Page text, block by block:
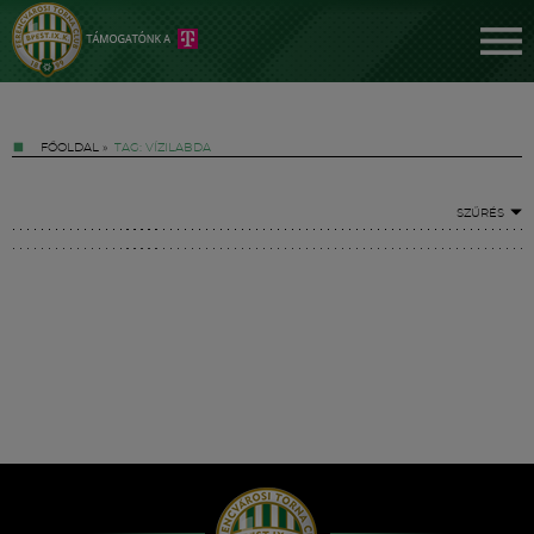
FŐOLDAL » TAG: VÍZILABDA
SZŰRÉS
Hírek